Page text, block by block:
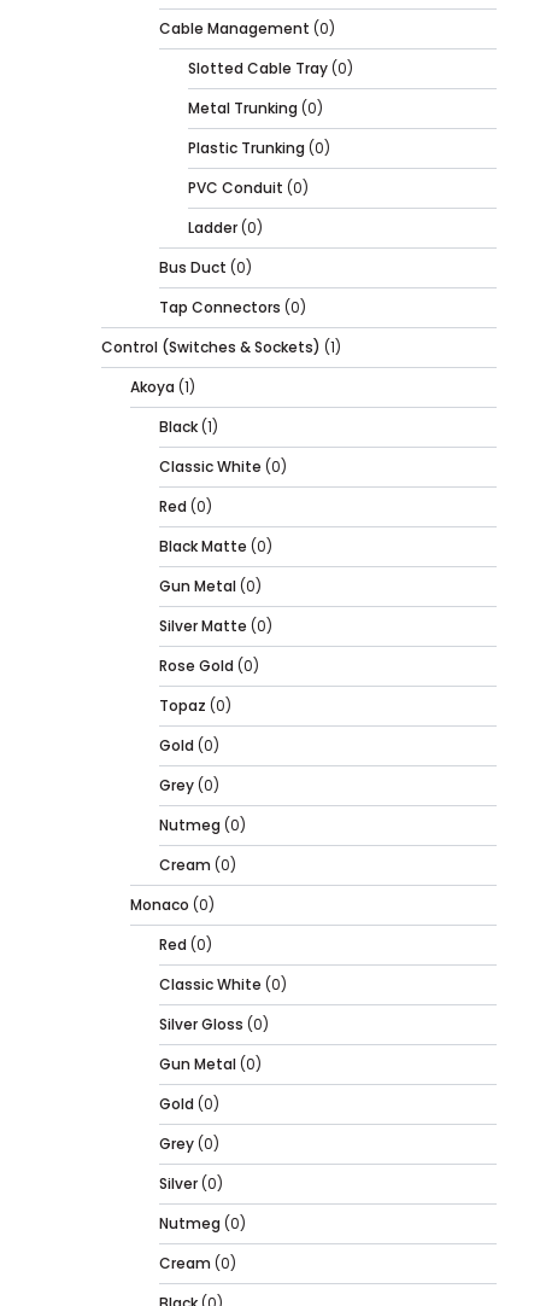
Cable Management (0)
Slotted Cable Tray(0)
Metal Trunking (0)
Plastic Trunking (0)
PVC Conduit (0)
Ladder(0)
Bus Duct (0)
Tap Connectors (0)
Control (Switches & Sockets) (1)
Akoya (1)
Black(1)
Classic White (0)
Red (0)
Black Matte (0)
Gun Metal(0)
Silver Matte (0)
Rose Gold (0)
Topaz (0)
Gold (0)
Grey(0)
Nutmeg (0)
Cream (0)
Monaco (0)
Red (0)
Classic White (0)
Silver Gloss (0)
Gun Metal(0)
Gold (0)
Grey(0)
Silver(0)
Nutmeg (0)
Cream (0)